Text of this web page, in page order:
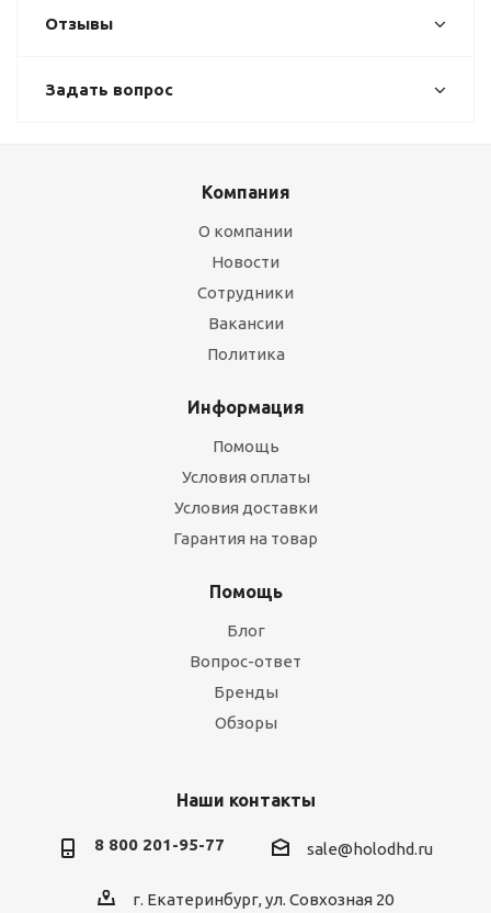
Отзывы
Задать вопрос
Компания
О компании
Новости
Сотрудники
Вакансии
Политика
Информация
Помощь
Условия оплаты
Условия доставки
Гарантия на товар
Помощь
Блог
Вопрос-ответ
Бренды
Обзоры
Наши контакты
8 800 201-95-77 sale@holodhd.ru
г. Екатеринбург, ул. Совхозная 20